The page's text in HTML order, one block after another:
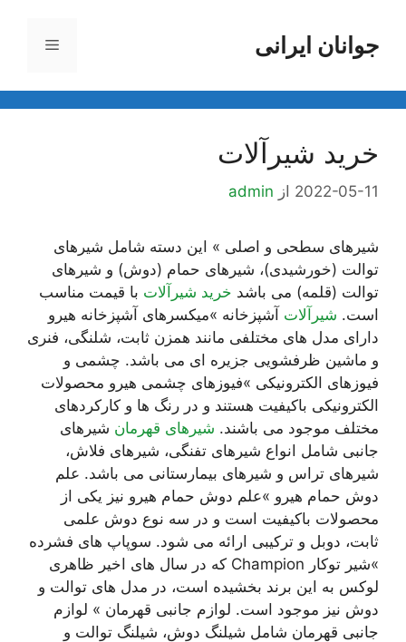
محتواجوانان ایرانی فهرست
خرید شیرآلات
2022-05-11 از admin
شیرهای سطحی و اصلی » این دسته شامل شیرهای
توالت (خورشیدی)، شیرهای حمام (دوش) و شیرهای
توالت (قلمه) می باشد خرید شیرآلات با قیمت مناسب
است. شیرآلات آشپزخانه »میکسرهای آشپزخانه هیرو
دارای مدل های مختلفی مانند همزن ثابت، شلنگی، فنری
و ماشین ظرفشویی جزیره ای می باشد. چشمی و
فیوزهای الکترونیکی »فیوزهای چشمی هیرو محصولات
الکترونیکی باکیفیت هستند و در رنگ ها و کارکردهای
مختلف موجود می باشند. شیرهای قهرمان شیرهای
جانبی شامل انواع شیرهای تفنگی، شیرهای فلاش،
شیرهای تراس و شیرهای بیمارستانی می باشد. علم
دوش حمام هیرو »علم دوش حمام هیرو نیز یکی از
محصولات باکیفیت است و در سه نوع دوش علمی
ثابت، دوبل و ترکیبی ارائه می شود. سوپاپ های فشرده
»شیر توکار Champion که در سال های اخیر ظاهری
لوکس به این برند بخشیده است، در مدل های توالت و
دوش نیز موجود است. لوازم جانبی قهرمان » لوازم
جانبی قهرمان شامل شیلنگ دوش، شیلنگ توالت و